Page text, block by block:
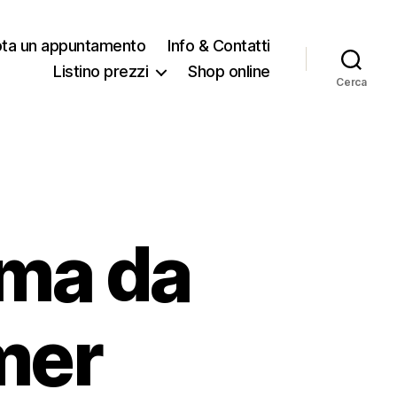
un appuntamento
Info & Contatti
Listino prezzi
Shop online
Cerca
da